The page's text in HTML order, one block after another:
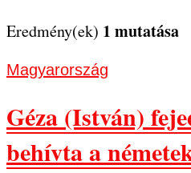
Eredmény(ek) 1 mutatása
Magyarország
Géza (István)
behívta a